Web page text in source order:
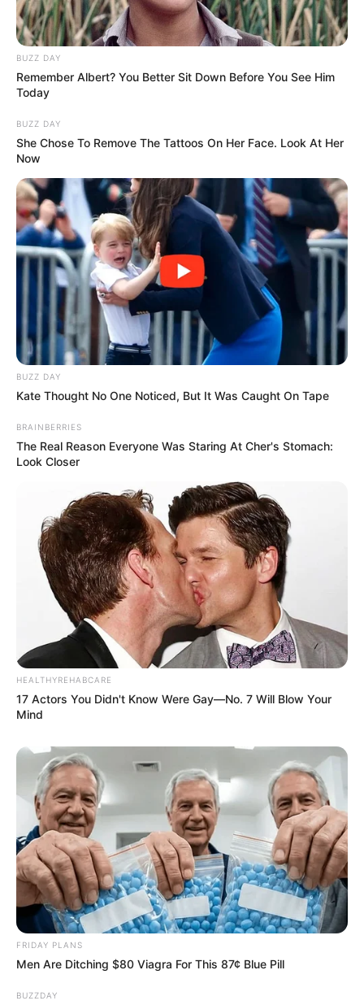
BUZZ DAY
Remember Albert? You Better Sit Down Before You See Him
Today
BUZZ DAY
She Chose To Remove The Tattoos On Her Face. Look At Her
Now
BUZZ DAY
Kate Thought No One Noticed, But It Was Caught On Tape
BRAINBERRIES
The Real Reason Everyone Was Staring At Cher's Stomach:
Look Closer
HEALTHYREHABCARE
17 Actors You Didn't Know Were Gay—No. 7 Will Blow Your
Mind
FRIDAY PLANS
Men Are Ditching $80 Viagra For This 87¢ Blue Pill
BUZZDAY